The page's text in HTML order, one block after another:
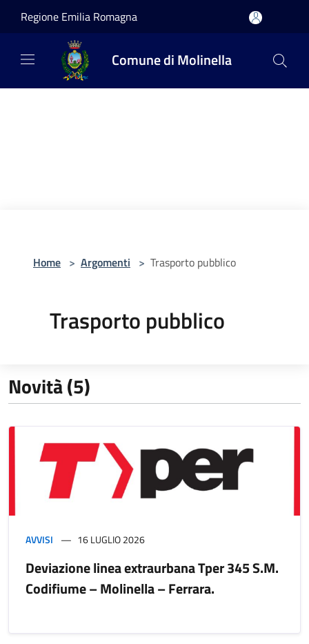
Regione Emilia Romagna
Comune di Molinella
Home > Argomenti > Trasporto pubblico
Trasporto pubblico
Novità (5)
AVVISI 16 LUGLIO 2026
Deviazione linea extraurbana Tper 345 S.M.
Codifiume – Molinella – Ferrara.